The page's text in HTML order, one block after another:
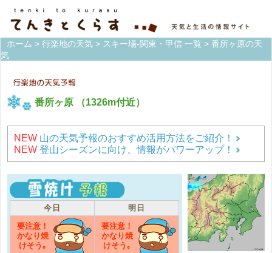
ホーム > 行楽地の天気 > スキー場-関東・甲信 一覧 > 番所ヶ原の天
気
番所ヶ原 （1326m付近）
NEW 山の天気予報のおすすめ活用方法をご紹介！
NEW 登山シーズンに向け、情報がパワーアップ！
今日
明日
要注意！
かなり焼
けそう｡
要注意！
かなり焼
けそう｡